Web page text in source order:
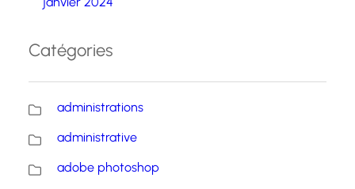
Catégories
administrations
administrative
adobe photoshop